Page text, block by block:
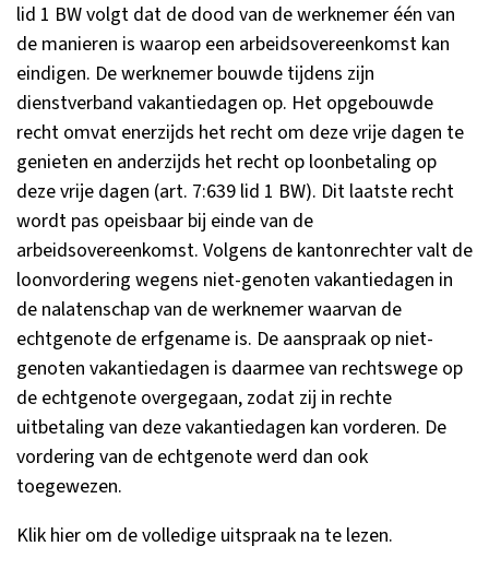
lid 1 BW volgt dat de dood van de werknemer één van
de manieren is waarop een arbeidsovereenkomst kan
eindigen. De werknemer bouwde tijdens zijn
dienstverband vakantiedagen op. Het opgebouwde
recht omvat enerzijds het recht om deze vrije dagen te
genieten en anderzijds het recht op loonbetaling op
deze vrije dagen (art. 7:639 lid 1 BW). Dit laatste recht
wordt pas opeisbaar bij einde van de
arbeidsovereenkomst. Volgens de kantonrechter valt de
loonvordering wegens niet-genoten vakantiedagen in
de nalatenschap van de werknemer waarvan de
echtgenote de erfgename is. De aanspraak op niet-
genoten vakantiedagen is daarmee van rechtswege op
de echtgenote overgegaan, zodat zij in rechte
uitbetaling van deze vakantiedagen kan vorderen. De
vordering van de echtgenote werd dan ook
toegewezen.
Klik hier om de volledige uitspraak na te lezen.